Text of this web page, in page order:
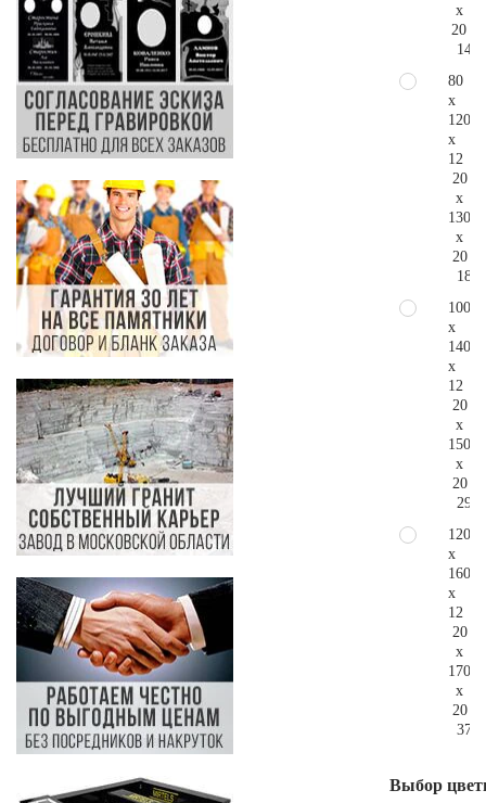
x
20
80
x
120
x
12
20
x
130
x
20
100
x
140
x
12
20
x
150
x
20
120
x
160
x
12
20
x
170
x
20
Выбор